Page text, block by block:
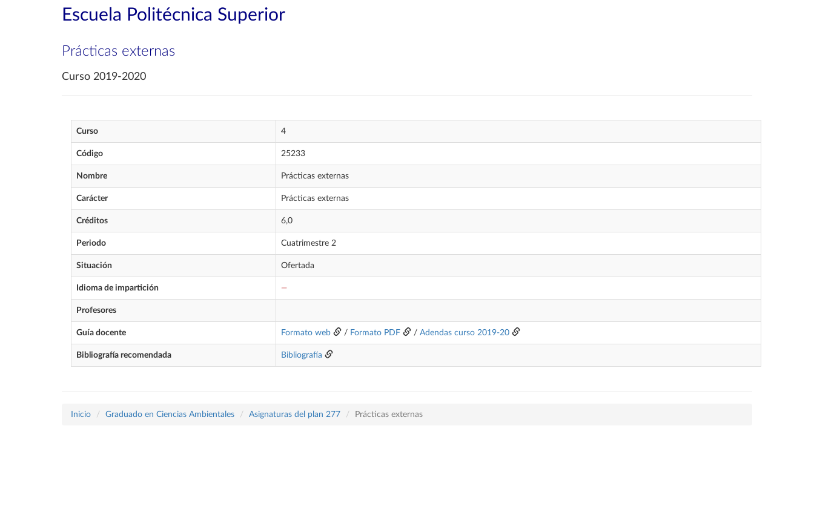
Escuela Politécnica Superior
Prácticas externas
Curso 2019-2020
Curso 4
Código 25233
Nombre Prácticas externas
Carácter Prácticas externas
Créditos 6,0
Periodo Cuatrimestre 2
Situación Ofertada
Idioma de impartición —
Profesores
Guía docente Formato web / Formato PDF / Adendas curso 2019-20
Bibliografía recomendada Bibliografía
Inicio Graduado en Ciencias Ambientales Asignaturas del plan 277 Prácticas externas